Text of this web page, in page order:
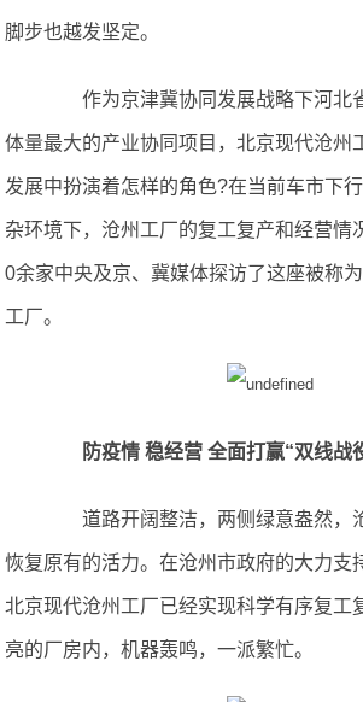
脚步也越发坚定。
作为京津冀协同发展战略下河北省
体量最大的产业协同项目，北京现代沧州
发展中扮演着怎样的角色?在当前车市下
杂环境下，沧州工厂的复工复产和经营情
0余家中央及京、冀媒体探访了这座被称
工厂。
防疫情 稳经营 全面打赢“双线战
道路开阔整洁，两侧绿意盎然，
恢复原有的活力。在沧州市政府的大力支
北京现代沧州工厂已经实现科学有序复工
亮的厂房内，机器轰鸣，一派繁忙。